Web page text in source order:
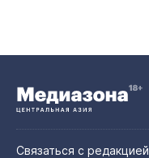
Связаться с редакцией